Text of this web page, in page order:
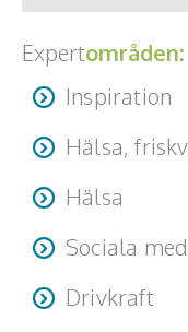
Expertområden:
Inspiration
Hälsa,
Hälsa
Sociala
Drivkraft